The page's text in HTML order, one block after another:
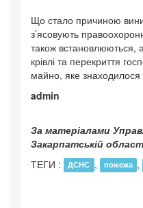
Що стало причиною
з’ясовують
також встановлюються,
крівлі та перекриття
майно, яке знаходилося
admin
За матеріалами
Закарпатській
ТЕГИ :
ДСНС , пожежа ,